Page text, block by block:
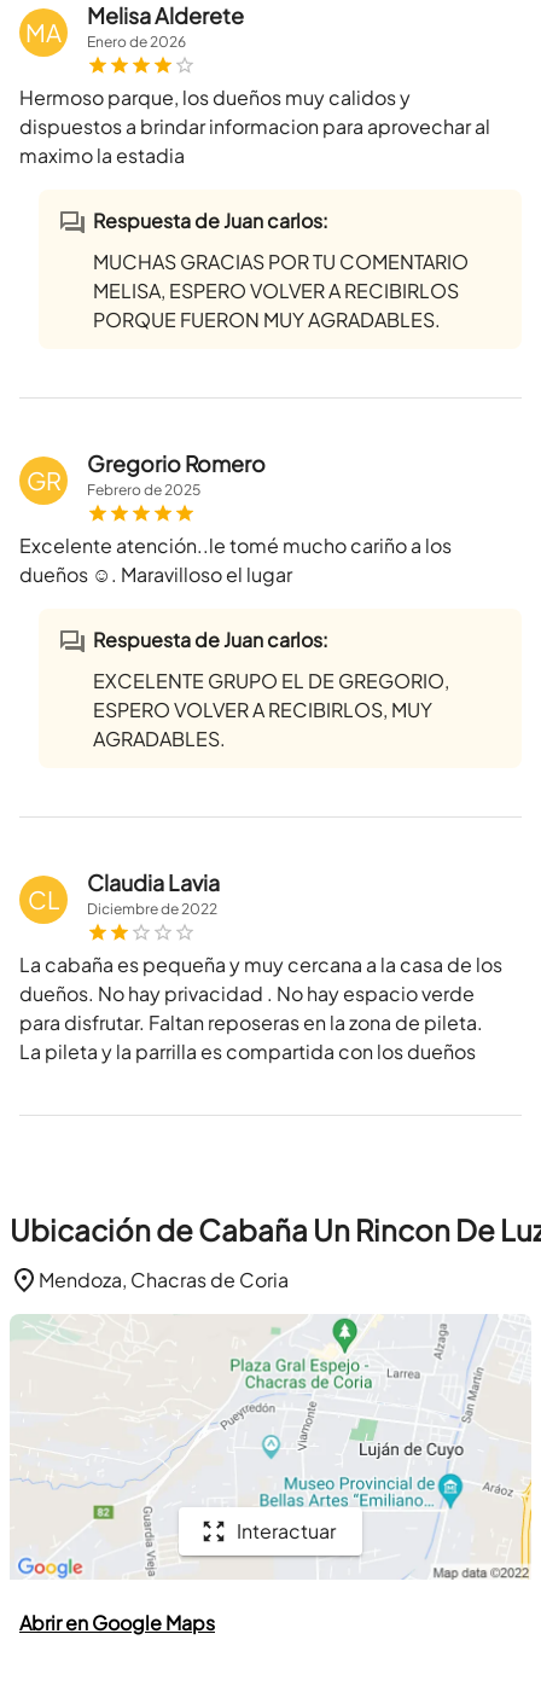
MA
Melisa Alderete
Enerode2026
Hermoso parque, los dueños muy calidos y
dispuestos a brindar informacion para aprovechar al
maximo la estadia
Respuesta de Juan carlos:
MUCHAS GRACIAS POR TU COMENTARIO
MELISA, ESPERO VOLVER A RECIBIRLOS
PORQUE FUERON MUY AGRADABLES.
GR
Gregorio Romero
Febrerode2025
Excelente atención..le tomé mucho cariño a los
dueños ☺️. Maravilloso el lugar
Respuesta de Juan carlos:
EXCELENTE GRUPO EL DE GREGORIO,
ESPERO VOLVER A RECIBIRLOS, MUY
AGRADABLES.
CL
Claudia Lavia
Diciembrede2022
La cabaña es pequeña y muy cercana a la casa de los
dueños. No hay privacidad . No hay espacio verde
para disfrutar. Faltan reposeras en la zona de pileta.
La pileta y la parrilla es compartida con los dueños
Ubicación de Cabaña Un Rincon De
Mendoza, Chacras de Coria
Interactuar
Abrir en Google Maps